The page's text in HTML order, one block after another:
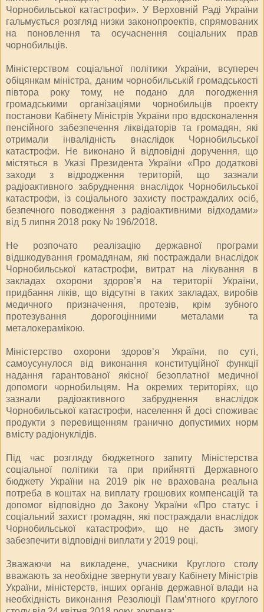
Чорнобильської катастрофи». У Верховній Раді України
гальмується розгляд низки законопроектів, спрямованих
на поновлення та осучаснення соціальних прав
чорнобильців.
Міністерством соціальної політики України, всупереч
обіцянкам міністра, даним чорнобильській громадськості
півтора року тому, не подано для погодження
громадськими організаціями чорнобильців проекту
постанови Кабінету Міністрів України про вдосконалення
пенсійного забезпечення ліквідаторів та громадян, які
отримали інвалідність внаслідок Чорнобильської
катастрофи. Не виконано й відповідні доручення, що
містяться в Указі Президента України «Про додаткові
заходи з відродження територій, що зазнали
радіоактивного забруднення внаслідок Чорнобильської
катастрофи, із соціального захисту постраждалих осіб,
безпечного поводження з радіоактивними відходами»
від 5 липня 2018 року № 196/2018.
Не розпочато реалізацію державної програми
відшкодування громадянам, які постраждали внаслідок
Чорнобильської катастрофи, витрат на лікування в
закладах охорони здоров’я на території України,
придбання ліків, що відсутні в таких закладах, виробів
медичного призначення, протезів, крім зубного
протезування дорогоцінними металами та
металокерамікою.
Міністерство охорони здоров’я України, по суті,
самоусунулося від виконання конституційної функції
надання гарантованої якісної безоплатної медичної
допомоги чорнобильцям. На окремих територіях, що
зазнали радіоактивного забруднення внаслідок
Чорнобильської катастрофи, населення й досі споживає
продукти з перевищенням гранично допустимих норм
вмісту радіонуклідів.
Під час розгляду бюджетного запиту Міністерства
соціальної політики та при прийнятті Державного
бюджету України на 2019 рік не врахована реальна
потреба в коштах на виплату грошових компенсацій та
допомог відповідно до Закону України «Про статус і
соціальний захист громадян, які постраждали внаслідок
Чорнобильської катастрофи», що не дасть змогу
забезпечити відповідні виплати у 2019 році.
Зважаючи на викладене, учасники Круглого столу
вважають за необхідне звернути увагу Кабінету Міністрів
України, міністерств, інших органів державної влади на
необхідність виконання Резолюції Пам’ятного круглого